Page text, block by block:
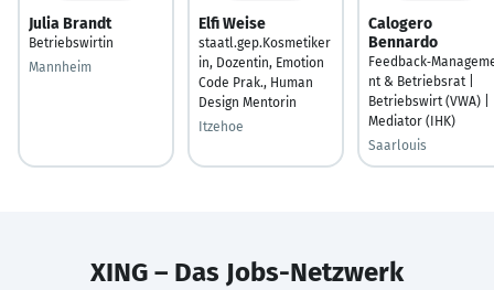
Julia Brandt
Betriebswirtin
Mannheim
Elfi Weise
staatl.gep.Kosmetiker
in, Dozentin, Emotion
Code Prak., Human
Design Mentorin
Itzehoe
Calogero
Bennardo
nt & Betriebsrat |
Betriebswirt (VWA) |
Mediator (IHK)
Saarlouis
XING – Das Jobs-Netzwerk